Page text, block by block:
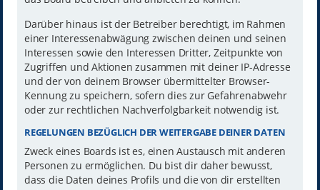
Darüber hinaus ist der Betreiber berechtigt, im Rahmen
einer Interessenabwägung zwischen deinen und seinen
Interessen sowie den Interessen Dritter, Zeitpunkte von
Zugriffen und Aktionen zusammen mit deiner IP-Adresse
und der von deinem Browser übermittelter Browser-
Kennung zu speichern, sofern dies zur Gefahrenabwehr
oder zur rechtlichen Nachverfolgbarkeit notwendig ist.
REGELUNGEN BEZÜGLICH DER WEITERGABE DEINER DATEN
Zweck eines Boards ist es, einen Austausch mit anderen
Personen zu ermöglichen. Du bist dir daher bewusst,
dass die Daten deines Profils und die von dir erstellten